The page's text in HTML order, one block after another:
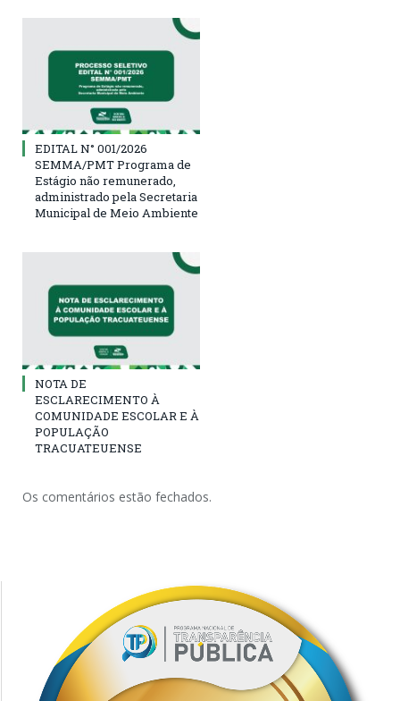
EDITAL N° 001/2026
SEMMA/PMT Programa de
Estágio não remunerado,
administrado pela Secretaria
Municipal de Meio Ambiente
NOTA DE
ESCLARECIMENTO À
COMUNIDADE ESCOLAR E À
POPULAÇÃO
TRACUATEUENSE
Os comentários estão fechados.